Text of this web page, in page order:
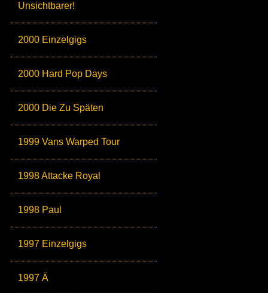
Unsichtbarer!
2000 Einzelgigs
2000 Hard Pop Days
2000 Die Zu Späten
1999 Vans Warped Tour
1998 Attacke Royal
1998 Paul
1997 Einzelgigs
1997 Ä